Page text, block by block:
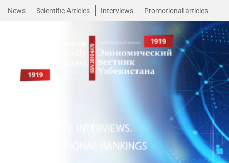
News Scientific Articles Interviews Promotional articles